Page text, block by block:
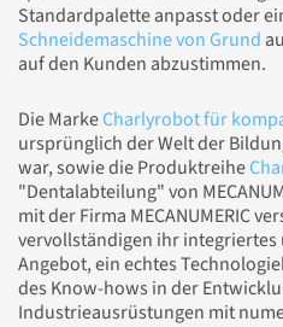
Standardpalette anpasst oder
Schneidemaschine von Grund
auf den Kunden abzustimmen.
Die MarkeCharlyrobot für
ursprünglich der Welt der
war, sowie die Produktreihe
"Dentalabteilung" von
mit der Firma MECANUMERIC
vervollständigen ihr integriertes
Angebot, ein echtes
des Know-hows in der
Industrieausrüstungen mit